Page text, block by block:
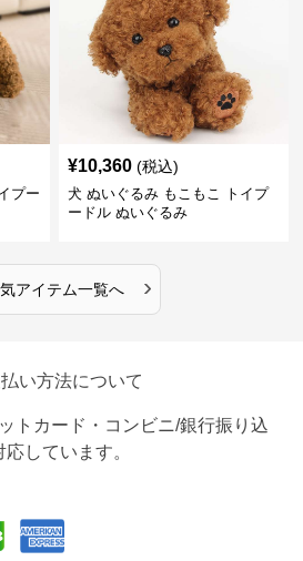
プー
¥10,360 (税込)
犬 ぬいぐるみ もこもこ トイプ
ードル ぬいぐるみ
気アイテム一覧へ ›
い方法について
トカード・コンビニ/銀行振り込
しています。